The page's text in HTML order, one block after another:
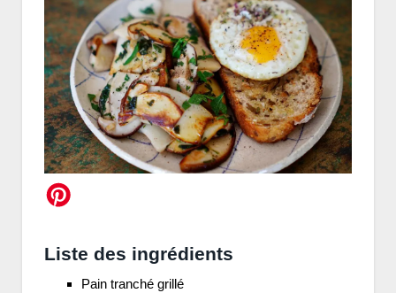
Liste des ingrédients
Pain tranché grillé